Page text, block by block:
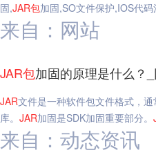
固,JAR包加固,SO文件保护,IOS代码
来自：网站
JAR包加固的原理是什么？
JAR文件是一种软件包文件格式，
库。 JAR加固是SDK加固重要部分。
来自：动态资讯